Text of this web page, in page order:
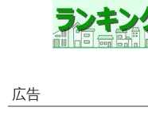
広告